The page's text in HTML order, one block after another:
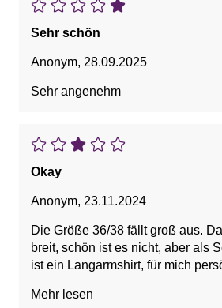
Sehr schön
Anonym, 28.09.2025
Sehr angenehm
Okay
Anonym, 23.11.2024
Die Größe 36/38 fällt groß aus.
breit, schön ist es nicht, aber als
ist ein Langarmshirt, für mich
lang genug, mit Hosentaschen
Mehr lesen